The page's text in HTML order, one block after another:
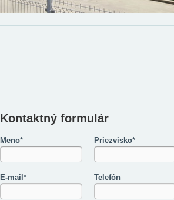
Kontaktný formulár
Meno* Priezvisko*
E-mail * Telefón